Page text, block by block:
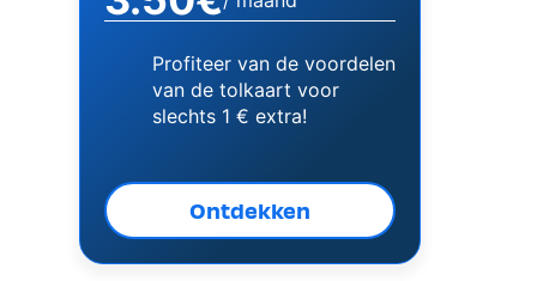
Profiteer van de voordelen
van de tolkaart voor
slechts 1 € extra!
Ontdekken